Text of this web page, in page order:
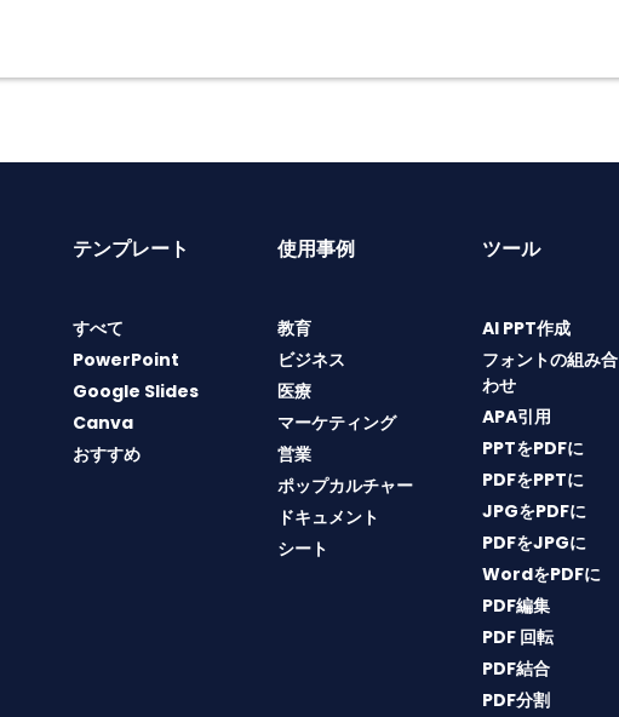
テンプレート
すべて
PowerPoint
Google Slides
Canva
おすすめ
使用事例
教育
ビジネス
医療
マーケティング
営業
ポップカルチャー
ドキュメント
シート
ツール
AI PPT作成
フォントの組み合
わせ
APA引用
PPTをPDFに
PDFをPPTに
JPGをPDFに
PDFをJPGに
WordをPDFに
PDF編集
PDF 回転
PDF結合
PDF分割